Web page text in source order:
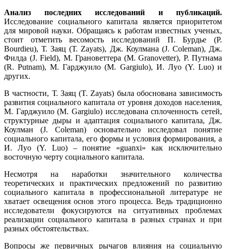
Анализ последних исследований и публикаций.
Исследование социального капитала является приоритетом
для мировой науки. Обращаясь к работам известных ученых,
стоит отметить весомость исследований П. Бурдье (P.
Bourdieu), Т. Заяц (Т. Zayats), Дж. Коулмана (J. Сoleman), Дж.
Филда (J. Field), М. Грановеттера (M. Granovetter), Р. Путнама
(R. Putnam), М. Гарджуило (M. Gargiulo), И. Луо (Y. Luo) и
других.
В частности, Т. Заяц (T. Zayats) была обоснована зависимость
развития социального капитала от уровня доходов населения,
М. Гарджуило (M. Gargiulo) исследована сплоченность сетей,
структурные дыры и адаптация социального капитала, Дж.
Коулман (J. Сoleman) основательно исследовал понятие
социального капитала, его формы и условия формирования, а
И. Луо (Y. Luo) – понятие «guanxi» как исключительно
восточную черту социального капитала.
Несмотря на наработки значительного количества
теоретических и практических предложений по развитию
социального капитала в профессиональной литературе не
хватает освещения основ этого процесса. Ведь традиционно
исследователи фокусируются на ситуативных проблемах
реализации социального капитала в разных странах и при
разных обстоятельствах.
Вопросы же первичных рычагов влияния на социальную